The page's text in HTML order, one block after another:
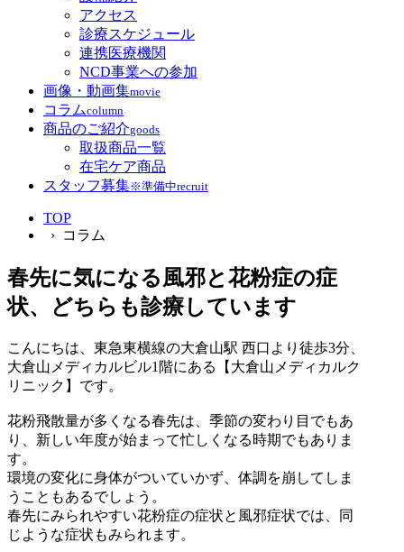
アクセス
診療スケジュール
連携医療機関
NCD事業への参加
画像・動画集movie
コラムcolumn
商品のご紹介goods
取扱商品一覧
在宅ケア商品
スタッフ募集※準備中recruit
TOP
› コラム
春先に気になる風邪と花粉症の症
状、どちらも診療しています
こんにちは、東急東横線の大倉山駅 西口より徒歩3分、
大倉山メディカルビル1階にある【大倉山メディカルク
リニック】です。
花粉飛散量が多くなる春先は、季節の変わり目でもあ
り、新しい年度が始まって忙しくなる時期でもありま
す。
環境の変化に身体がついていかず、体調を崩してしま
うこともあるでしょう。
春先にみられやすい花粉症の症状と風邪症状では、同
じような症状もみられます。